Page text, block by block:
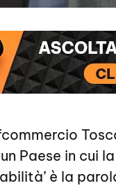
Paese in cui
è la